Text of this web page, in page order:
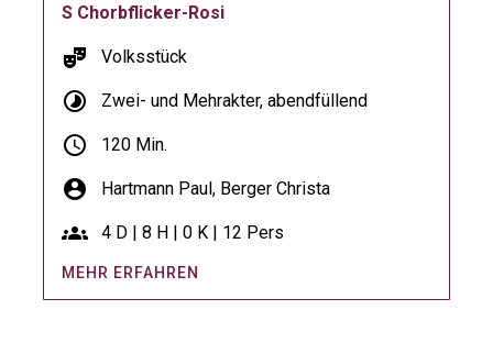
S Chorbflicker-Rosi
theater_comedy Volksstück
timelapse Zwei- und Mehrakter, abendfüllend
schedule 120 Min.
account_circle Hartmann Paul,Berger Christa
groups 4 D | 8 H | 0 K | 12 Pers
MEHR ERFAHREN